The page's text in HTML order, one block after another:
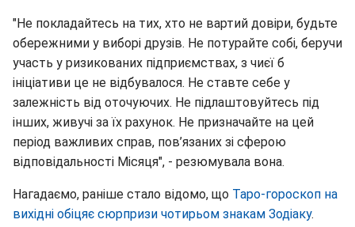
"Не покладайтесь на тих, хто не вартий довіри, будьте
обережними у виборі друзів. Не потурайте собі, беручи
участь у ризикованих підприємствах, з чиєї б
ініціативи це не відбувалося. Не ставте себе у
залежність від оточуючих. Не підлаштовуйтесь під
інших, живучі за їх рахунок. Не призначайте на цей
період важливих справ, пов’язаних зі сферою
відповідальності Місяця", - резюмувала вона.
Нагадаємо, раніше стало відомо, що Таро-гороскоп на
вихідні обіцяє сюрпризи чотирьом знакам Зодіаку.